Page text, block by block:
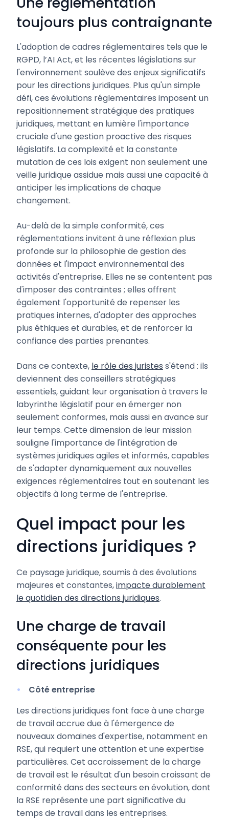
toujours plus contraignante
L'adoption de cadres réglementaires tels que le
RGPD, l’AI Act, et les récentes législations sur
l'environnement soulève des enjeux significatifs
pour les directions juridiques. Plus qu'un simple
défi, ces évolutions réglementaires imposent un
repositionnement stratégique des pratiques
juridiques, mettant en lumière l'importance
cruciale d'une gestion proactive des risques
législatifs. La complexité et la constante
mutation de ces lois exigent non seulement une
veille juridique assidue mais aussi une capacité à
anticiper les implications de chaque
changement.
Au-delà de la simple conformité, ces
réglementations invitent à une réflexion plus
profonde sur la philosophie de gestion des
données et l'impact environnemental des
activités d'entreprise. Elles ne se contentent pas
d'imposer des contraintes ; elles offrent
également l'opportunité de repenser les
pratiques internes, d'adopter des approches
plus éthiques et durables, et de renforcer la
confiance des parties prenantes.
Dans ce contexte, le rôle des juristes s'étend : ils
deviennent des conseillers stratégiques
essentiels, guidant leur organisation à travers le
labyrinthe législatif pour en émerger non
seulement conformes, mais aussi en avance sur
leur temps. Cette dimension de leur mission
souligne l'importance de l'intégration de
systèmes juridiques agiles et informés, capables
de s'adapter dynamiquement aux nouvelles
exigences réglementaires tout en soutenant les
objectifs à long terme de l'entreprise.
Quel impact pour les
directions juridiques ?
Ce paysage juridique, soumis à des évolutions
majeures et constantes,impacte durablement
le quotidien des directions juridiques.
Une charge de travail
conséquente pour les
directions juridiques
Côté entreprise
Les directions juridiques font face à une charge
de travail accrue due à l'émergence de
nouveaux domaines d'expertise, notamment en
RSE, qui requiert une attention et une expertise
particulières. Cet accroissement de la charge
de travail est le résultat d'un besoin croissant de
conformité dans des secteurs en évolution, dont
la RSE représente une part significative du
temps de travail dans les entreprises.